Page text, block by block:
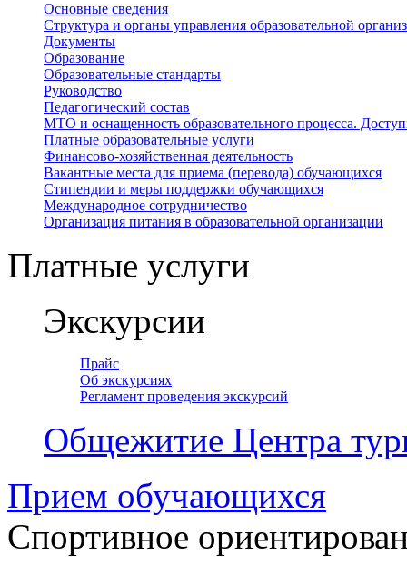
Основные сведения
Структура и органы управления образовательной
Документы
Образование
Образовательные стандарты
Руководство
Педагогический состав
МТО и оснащенность образовательного процесса.
Платные образовательные услуги
Финансово-хозяйственная деятельность
Вакантные места для приема (перевода) обучающихся
Стипендии и меры поддержки обучающихся
Международное сотрудничество
Организация питания в образовательной организации
Платные услуги
Экскурсии
Прайс
Об экскурсиях
Регламент проведения экскурсий
Общежитие Центра
Прием обучающихся
Спортивное